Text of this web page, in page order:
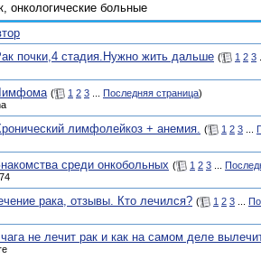
онкологические больные
почки,4 стадия.Нужно жить дальше ( 1 2 3
( 1 2 3 Последняя страница)
лимфолейкоз + анемия. ( 1 2 3
среди онкобольных ( 1 2 3
рака, отзывы. Кто лечился? ( 1 2 3
не лечит рак и как на самом деле